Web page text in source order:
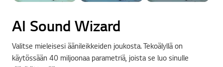
AI Sound Wizard
Valitse mieleisesi äänileikkeiden joukosta. Tekoälyllä on
käytössään 40 miljoonaa parametriä, joista se luo sinulle